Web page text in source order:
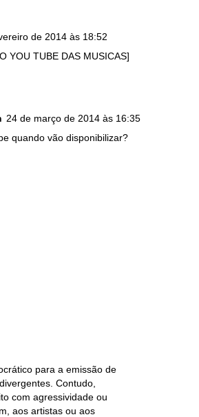
de 2014 às 18:52
YOU TUBE DAS MUSICAS]
24 de março de 2014 às 16:35
quando vão disponibilizar?
para a emissão de
Contudo,
com agressividade ou
aos artistas ou aos